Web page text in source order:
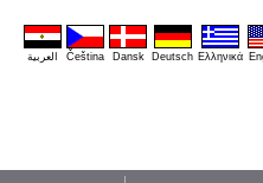
العربية Čeština Dansk Deutsch Ελληνικά